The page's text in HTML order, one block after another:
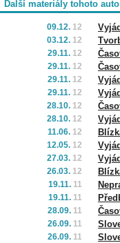
Další materiály tohoto
09.12. 12
03.12. 12
29.11. 12
29.11. 12
29.11. 12
29.11. 12
28.10. 12
28.10. 12
11.06. 12
12.05. 12
27.03. 12
26.03. 12
19.11. 11
19.11. 11
28.09. 11
26.09. 11
26.09. 11